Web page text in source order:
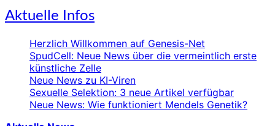
Aktuelle Infos
Herzlich Willkommen auf Genesis-Net
SpudCell: Neue News über die vermeintlich erste
künstliche Zelle
Neue News zu KI-Viren
Sexuelle Selektion: 3 neue Artikel verfügbar
Neue News: Wie funktioniert Mendels Genetik?